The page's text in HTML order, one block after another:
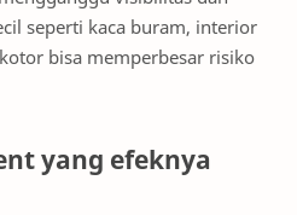
seperti kaca buram, interior
bisa memperbesar risiko
yang efeknya